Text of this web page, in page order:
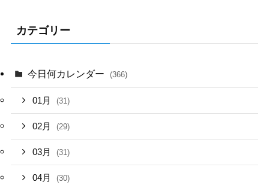
カテゴリー
今日何カレンダー (366)
01月 (31)
02月 (29)
03月 (31)
04月 (30)